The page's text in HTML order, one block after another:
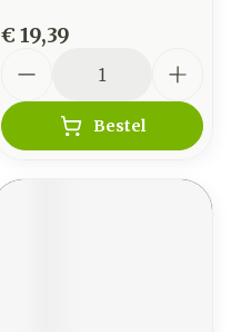
€ 19,39
Bestel